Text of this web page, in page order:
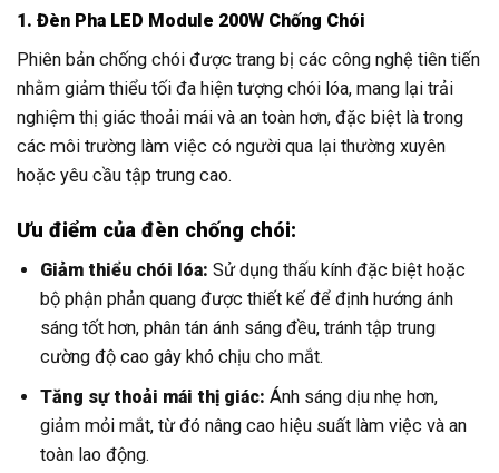
1. Đèn Pha LED Module 200W Chống Chói
Phiên bản chống chói được trang bị các công nghệ tiên tiến
nhằm giảm thiểu tối đa hiện tượng chói lóa, mang lại trải
nghiệm thị giác thoải mái và an toàn hơn, đặc biệt là trong
các môi trường làm việc có người qua lại thường xuyên
hoặc yêu cầu tập trung cao.
Ưu điểm của đèn chống chói:
Giảm thiểu chói lóa: Sử dụng thấu kính đặc biệt hoặc
bộ phận phản quang được thiết kế để định hướng ánh
sáng tốt hơn, phân tán ánh sáng đều, tránh tập trung
cường độ cao gây khó chịu cho mắt.
Tăng sự thoải mái thị giác: Ánh sáng dịu nhẹ hơn,
giảm mỏi mắt, từ đó nâng cao hiệu suất làm việc và an
toàn lao động.